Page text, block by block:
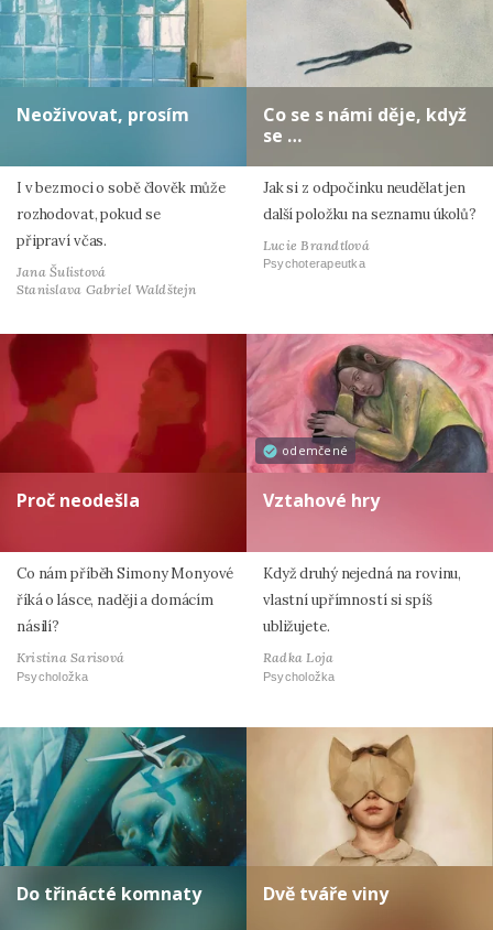
Neoživovat, prosím
I v bezmoci o sobě člověk může
rozhodovat, pokud se
připraví včas.
Jana Šulistová
Stanislava Gabriel Waldštejn
Co se s námi děje, když
se …
Jak si z odpočinku neudělat jen
další položku na seznamu úkolů?
Lucie Brandtlová
Psychoterapeutka
Proč neodešla
Co nám příběh Simony Monyové
říká o lásce, naději a domácím
násilí?
Kristina Sarisová
Psycholožka
odemčené
Vztahové hry
Když druhý nejedná na rovinu,
vlastní upřímností si spíš
ubližujete.
Radka Loja
Psycholožka
Do třinácté komnaty Dvě tváře viny